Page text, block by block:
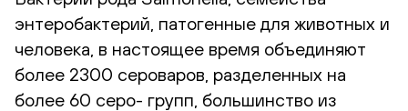
энтеробактерий, патогенные для животных и
человека, в настоящее время объединяют
более 2300 сероваров, разделенных на
более 60 серо- групп, большинство из